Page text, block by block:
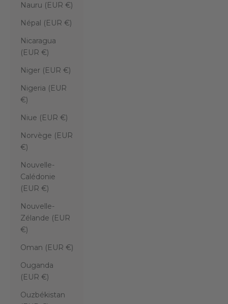
Nauru (EUR €)
Népal (EUR €)
Nicaragua
(EUR €)
Niger (EUR €)
Nigeria (EUR
€)
Niue (EUR €)
Norvège (EUR
€)
Nouvelle-
Calédonie
(EUR €)
Nouvelle-
Zélande (EUR
€)
Oman (EUR €)
Ouganda
(EUR €)
Ouzbékistan